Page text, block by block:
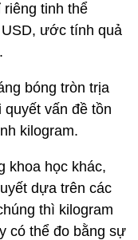
tinh thể
ước tính quả
bóng tròn trịa
vấn đề tồn
kilogram.
khoa học khác,
dựa trên các
thì kilogram
có thể đo bằng sự